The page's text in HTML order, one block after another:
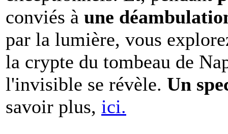
conviés à une
par la lumière, vous
la crypte du tombeau de
l'invisible se révèle. Un
savoir plus, ici.